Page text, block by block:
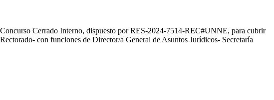
Cerrado Interno, dispuesto por RES-2024-7514-REC#UNNE, para cubrir
con funciones de Director/a General de Asuntos Jurídicos- Secretaría